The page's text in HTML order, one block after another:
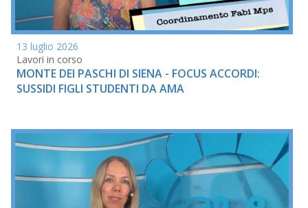
13 luglio 2026
Lavori in corso
MONTE DEI PASCHI DI SIENA - FOCUS ACCORDI:
SUSSIDI FIGLI STUDENTI DA AMA